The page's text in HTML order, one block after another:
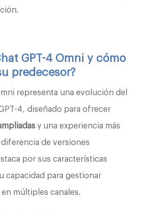
GPT-4 Omni y cómo
predecesor?
representa una evolución del
4, diseñado para ofrecer
y una experiencia más
de versiones
por sus características
capacidad para gestionar
múltiples canales.